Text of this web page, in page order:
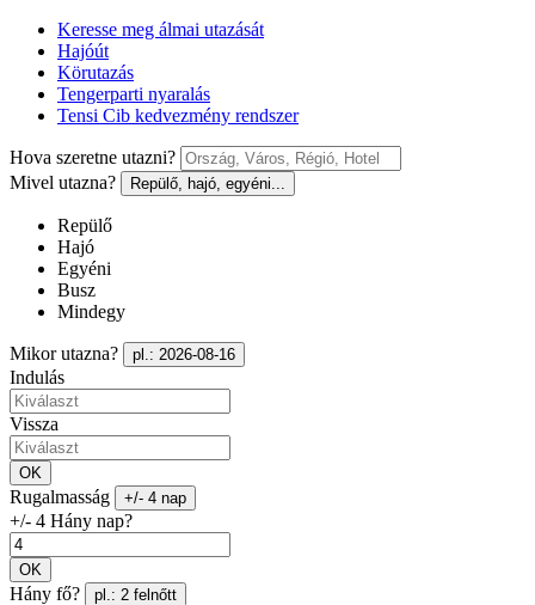
Keresse meg álmai utazását
Hajóút
Körutazás
Tengerparti nyaralás
Tensi Cib kedvezmény rendszer
Hova szeretne utazni?
Mivel utazna?
Repülő, hajó, egyéni...
Repülő
Hajó
Egyéni
Busz
Mindegy
Mikor utazna? pl.: 2026-08-16
Indulás
Vissza
OK
Rugalmasság +/- 4 nap
+/- 4 Hány nap?
OK
Hány fő? pl.: 2 felnőtt